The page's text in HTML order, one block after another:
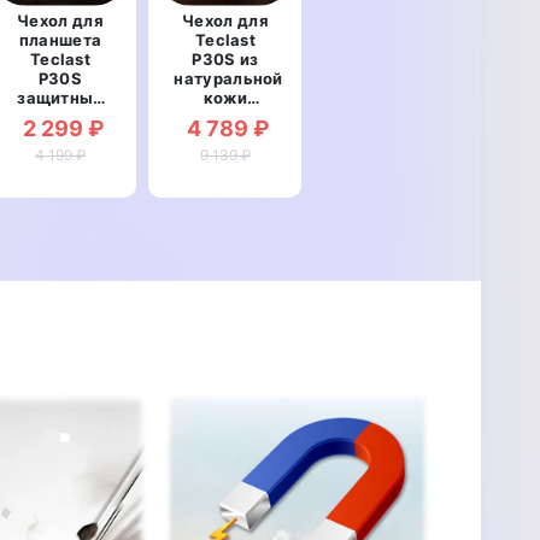
Чехол для
планшета
Teclast
P30S
защитный
противоударный
со
вставкой из
кожи
2 299 ₽
4 199 ₽
Чехол для
Teclast
P30S из
натуральной
кожи
противоударный
влагостойкий
книжка с
"DELUXCAIMAN"
4 789 ₽
9 139 ₽